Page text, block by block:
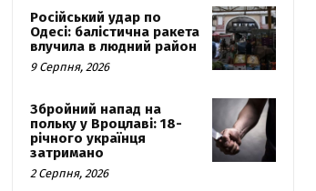
Російський удар по
Одесі: балістична ракета
влучила в людний район
9 Серпня, 2026
Збройний напад на
польку у Вроцлаві: 18-
річного українця
затримано
2 Серпня, 2026